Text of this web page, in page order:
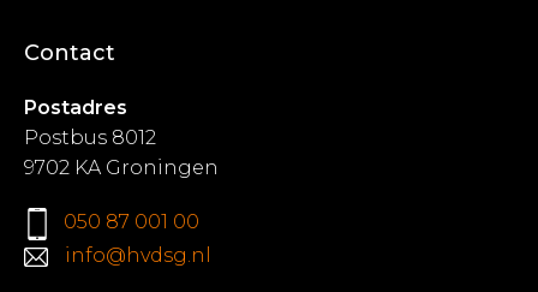
Contact
Postadres
Postbus 8012
9702 KA Groningen
050 87 001 00
info@hvdsg.nl